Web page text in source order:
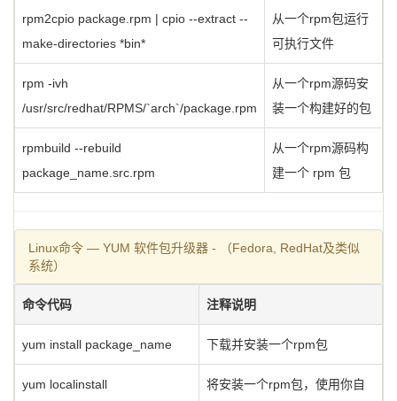
rpm2cpio package.rpm | cpio --extract --
make-directories *bin*
从一个rpm包运行
可执行文件
rpm -ivh
/usr/src/redhat/RPMS/`arch`/package.rpm
从一个rpm源码安
装一个构建好的包
rpmbuild --rebuild
package_name.src.rpm
从一个rpm源码构
建一个 rpm 包
Linux命令 — YUM 软件包升级器 - （Fedora, RedHat及类似
系统）
命令代码 注释说明
yum install package_name 下载并安装一个rpm包
yum localinstall
将安装一个rpm包，使用你自